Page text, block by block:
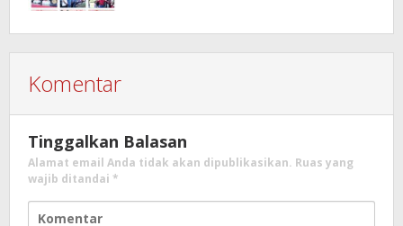
Komentar
Tinggalkan Balasan
Alamat email Anda tidak akan dipublikasikan. Ruas yang
wajib ditandai *